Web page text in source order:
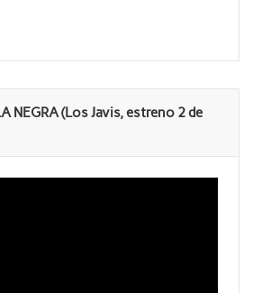
NEGRA (Los Javis, estreno 2 de